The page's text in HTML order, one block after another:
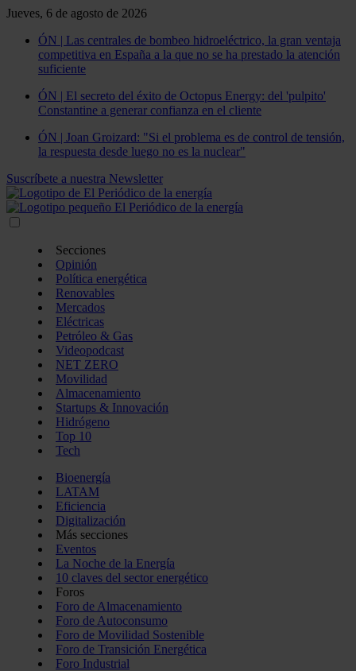
Jueves, 6 de agosto de 2026
ÓN | Las centrales de bombeo hidroeléctrico, la gran ventaja
competitiva en España a la que no se ha prestado la atención
suficiente
ÓN | El secreto del éxito de Octopus Energy: del 'pulpito'
Constantine a generar confianza en el cliente
ÓN | Joan Groizard: "Si el problema es de control de tensión,
la respuesta desde luego no es la nuclear"
Suscríbete a nuestra Newsletter
Secciones
Opinión
Política energética
Renovables
Mercados
Eléctricas
Petróleo & Gas
Videopodcast
NET ZERO
Movilidad
Almacenamiento
Startups & Innovación
Hidrógeno
Top 10
Tech
Bioenergía
LATAM
Eficiencia
Digitalización
Más secciones
Eventos
La Noche de la Energía
10 claves del sector energético
Foros
Foro de Almacenamiento
Foro de Autoconsumo
Foro de Movilidad Sostenible
Foro de Transición Energética
Foro Industrial